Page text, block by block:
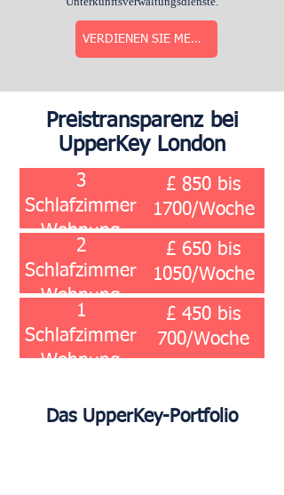
VERDIENEN SIE MEHR MIETE
Preistransparenz bei
UpperKey London
3
Schlafzimmer
Wohnung
£ 850 bis
1700/Woche
2
Schlafzimmer
Wohnung
£ 650 bis
1050/Woche
1
Schlafzimmer
Wohnung
£ 450 bis
700/Woche
Das UpperKey-Portfolio